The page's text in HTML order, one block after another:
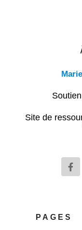
Site de
F
a
c
PAGES